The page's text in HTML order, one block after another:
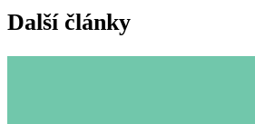
Další články